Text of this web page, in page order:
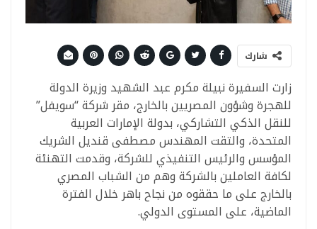
شارك
زارت السفيرة نبيلة مكرم عبد الشهيد وزيرة الدولة
للهجرة وشؤون المصريين بالخارج، مقر شركة “سويفل”
للنقل الذكي التشاركي، بدولة الإمارات العربية
المتحدة، والتقت المهندس مصطفى قنديل الشريك
المؤسس والرئيس التنفيذي للشركة، وقدمت التهنئة
لكافة العاملين بالشركة وهم من الشباب المصري
بالخارج على ما حققوه من نجاح باهر خلال الفترة
الماضية، على المستوى الدولي.